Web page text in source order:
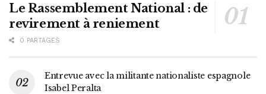
Le Rassemblement National : de
revirement à reniement
0 PARTAGES
Entrevue avec la militante nationaliste espagnole
Isabel Peralta